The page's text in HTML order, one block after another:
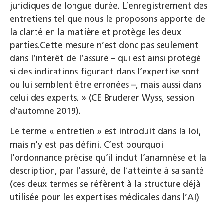
juridiques de longue durée. L’enregistrement des
entretiens tel que nous le proposons apporte de
la clarté en la matière et protège les deux
parties.Cette mesure n’est donc pas seulement
dans l’intérêt de l’assuré – qui est ainsi protégé
si des indications figurant dans l’expertise sont
ou lui semblent être erronées –, mais aussi dans
celui des experts. » (CE Bruderer Wyss, session
d’automne 2019).
Le terme « entretien » est introduit dans la loi,
mais n’y est pas défini. C’est pourquoi
l’ordonnance précise qu’il inclut l’anamnèse et la
description, par l’assuré, de l’atteinte à sa santé
(ces deux termes se réfèrent à la structure déjà
utilisée pour les expertises médicales dans l’AI).